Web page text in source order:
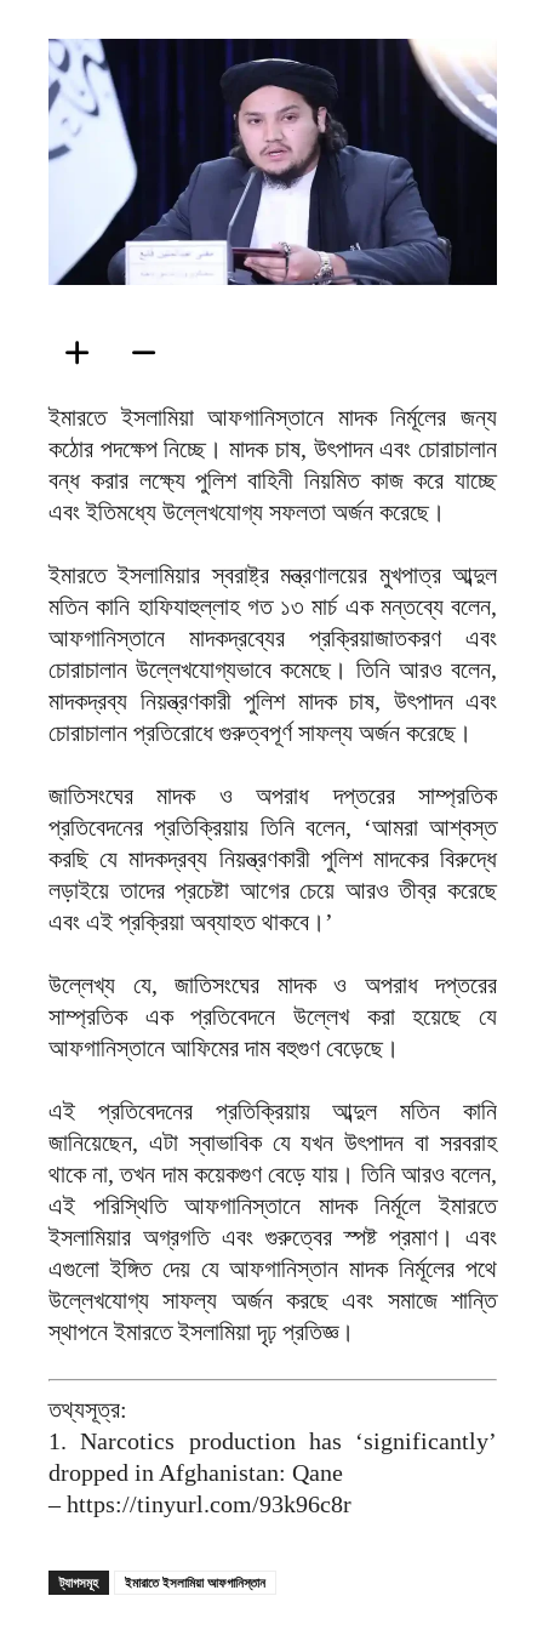
ইমারতে ইসলামিয়া আফগানিস্তানে মাদক নির্মূলের জন্য
কঠোর পদক্ষেপ নিচ্ছে। মাদক চাষ, উৎপাদন এবং চোরাচালান
বন্ধ করার লক্ষ্যে পুলিশ বাহিনী নিয়মিত কাজ করে যাচ্ছে
এবং ইতিমধ্যে উল্লেখযোগ্য সফলতা অর্জন করেছে।
ইমারতে ইসলামিয়ার স্বরাষ্ট্র মন্ত্রণালয়ের মুখপাত্র আব্দুল
মতিন কানি হাফিযাহুল্লাহ গত ১৩ মার্চ এক মন্তব্যে বলেন,
আফগানিস্তানে মাদকদ্রব্যের প্রক্রিয়াজাতকরণ এবং
চোরাচালান উল্লেখযোগ্যভাবে কমেছে। তিনি আরও বলেন,
মাদকদ্রব্য নিয়ন্ত্রণকারী পুলিশ মাদক চাষ, উৎপাদন এবং
চোরাচালান প্রতিরোধে গুরুত্বপূর্ণ সাফল্য অর্জন করেছে।
জাতিসংঘের মাদক ও অপরাধ দপ্তরের সাম্প্রতিক
প্রতিবেদনের প্রতিক্রিয়ায় তিনি বলেন, ‘আমরা আশ্বস্ত
করছি যে মাদকদ্রব্য নিয়ন্ত্রণকারী পুলিশ মাদকের বিরুদ্ধে
লড়াইয়ে তাদের প্রচেষ্টা আগের চেয়ে আরও তীব্র করেছে
এবং এই প্রক্রিয়া অব্যাহত থাকবে।’
উল্লেখ্য যে, জাতিসংঘের মাদক ও অপরাধ দপ্তরের
সাম্প্রতিক এক প্রতিবেদনে উল্লেখ করা হয়েছে যে
আফগানিস্তানে আফিমের দাম বহুগুণ বেড়েছে।
এই প্রতিবেদনের প্রতিক্রিয়ায় আব্দুল মতিন কানি
জানিয়েছেন, এটা স্বাভাবিক যে যখন উৎপাদন বা সরবরাহ
থাকে না, তখন দাম কয়েকগুণ বেড়ে যায়। তিনি আরও বলেন,
এই পরিস্থিতি আফগানিস্তানে মাদক নির্মূলে ইমারতে
ইসলামিয়ার অগ্রগতি এবং গুরুত্বের স্পষ্ট প্রমাণ। এবং
এগুলো ইঙ্গিত দেয় যে আফগানিস্তান মাদক নির্মূলের পথে
উল্লেখযোগ্য সাফল্য অর্জন করছে এবং সমাজে শান্তি
স্থাপনে ইমারতে ইসলামিয়া দৃঢ় প্রতিজ্ঞ।
তথ্যসূত্র:
1. Narcotics production has ‘significantly’
dropped in Afghanistan: Qane
– https://tinyurl.com/93k96c8r
ট্যাগসমূহ ইমারাতে ইসলামিয়া আফগানিস্তান